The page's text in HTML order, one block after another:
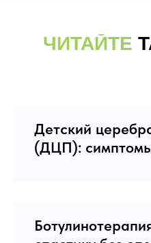
ЧИТАЙТЕ
Детский
(ДЦП):